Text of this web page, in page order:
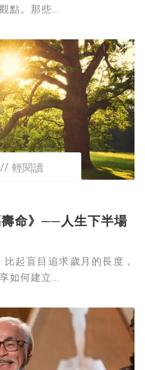
點。那些...
輕閱讀
命》──人生下半場
起盲目追求歲月的長度，
如何建立...